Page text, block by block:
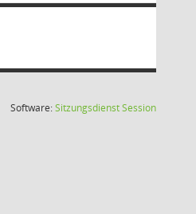
Software:SitzungsdienstSession(Wird in